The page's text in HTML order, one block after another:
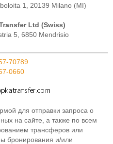
1, 20139 Milano (MI)
Ltd (Swiss)
5, 6850 Mendrisio
70789
0660
для отправки запроса о
на сайте, а также по всем
трансферов или
бронирования и/или